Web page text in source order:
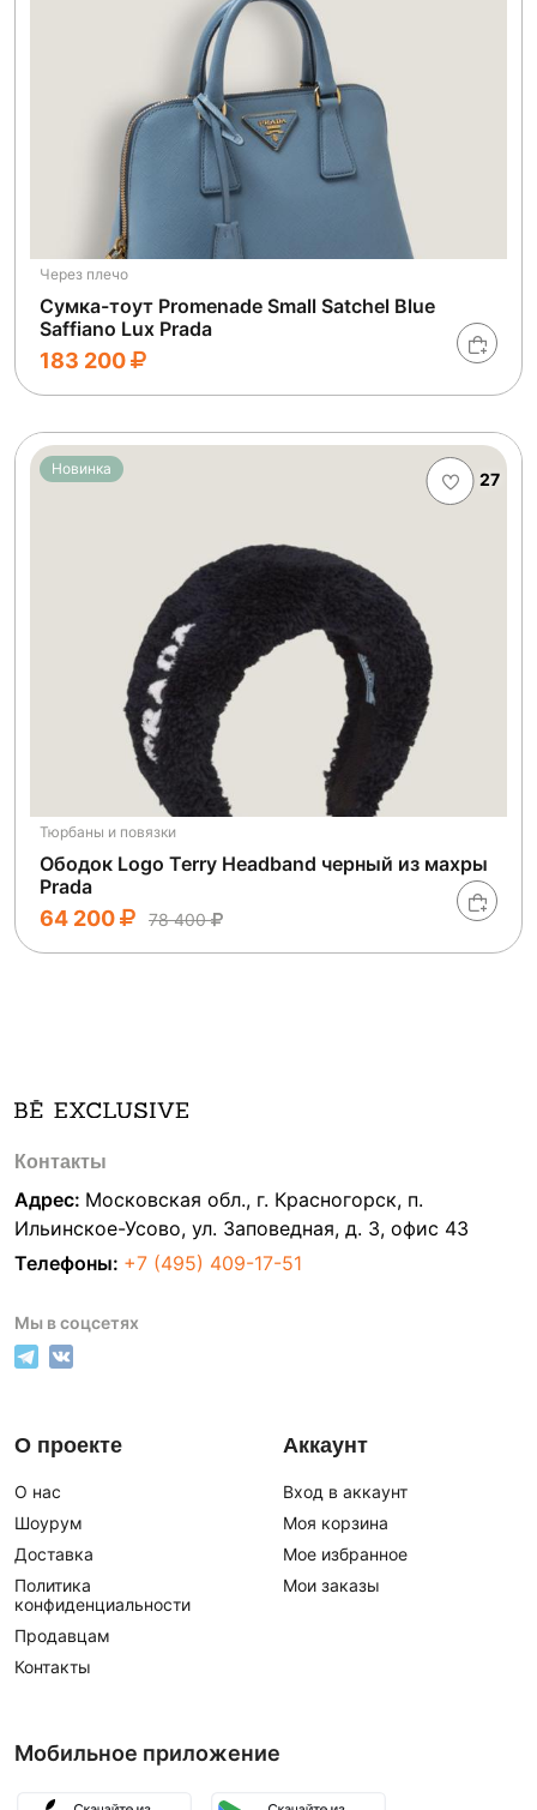
Через плечо
Сумка-тоут Promenade Small Satchel Blue
Saffiano Lux Prada
183 200
27
Новинка
Тюрбаны и повязки
Ободок Logo Terry Headband черный из махры
Prada
64 200 78 400
Контакты
Адрес: Московская обл., г. Красногорск, п.
Ильинское-Усово, ул. Заповедная, д. 3, офис 43
Телефоны: +7 (495) 409-17-51
Мы в соцсетях
О проекте
О нас
Шоурум
Доставка
Политика
конфиденциальности
Продавцам
Контакты
Аккаунт
Вход в аккаунт
Моя корзина
Мое избранное
Мои заказы
Мобильное приложение